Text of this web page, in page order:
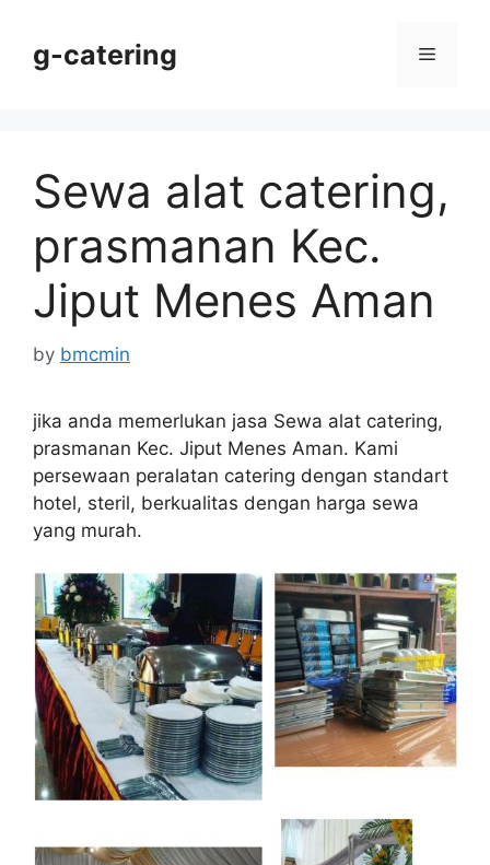
contentg-catering Menu
Sewa alat catering,
prasmanan Kec.
Jiput Menes Aman
by bmcmin
jika anda memerlukan jasa Sewa alat catering,
prasmanan Kec. Jiput Menes Aman. Kami
persewaan peralatan catering dengan standart
hotel, steril, berkualitas dengan harga sewa
yang murah.